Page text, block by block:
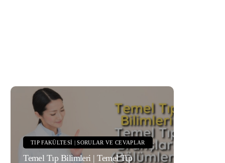
TIP FAKÜLTESI | SORULAR VE CEVAPLAR
Temel Tıp Bilimleri | Temel Tıp